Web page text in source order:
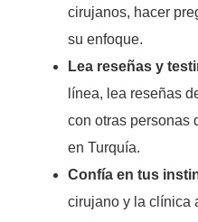
cirujanos, hacer
su enfoque.
Lea reseñas y
línea, lea reseñas
con otras personas
en Turquía.
Confía en tus
cirujano y la clínica